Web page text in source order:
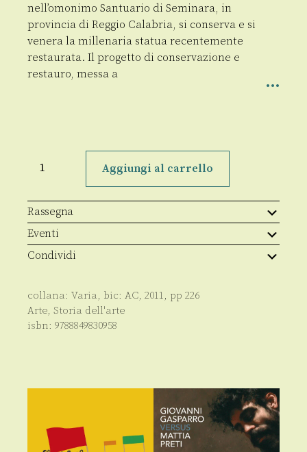
nell’omonimo Santuario di Seminara, in
provincia di Reggio Calabria, si conserva e si
venera la millenaria statua recentemente
restaurata. Il progetto di conservazione e
restauro, messa a
Madonna
di
Seminara
quantità
Aggiungi al carrello
Rassegna
Eventi
Condividi
collana: Varia, bic: AC, 2011, pp 226
Arte, Storia dell'arte
isbn: 9788849830958